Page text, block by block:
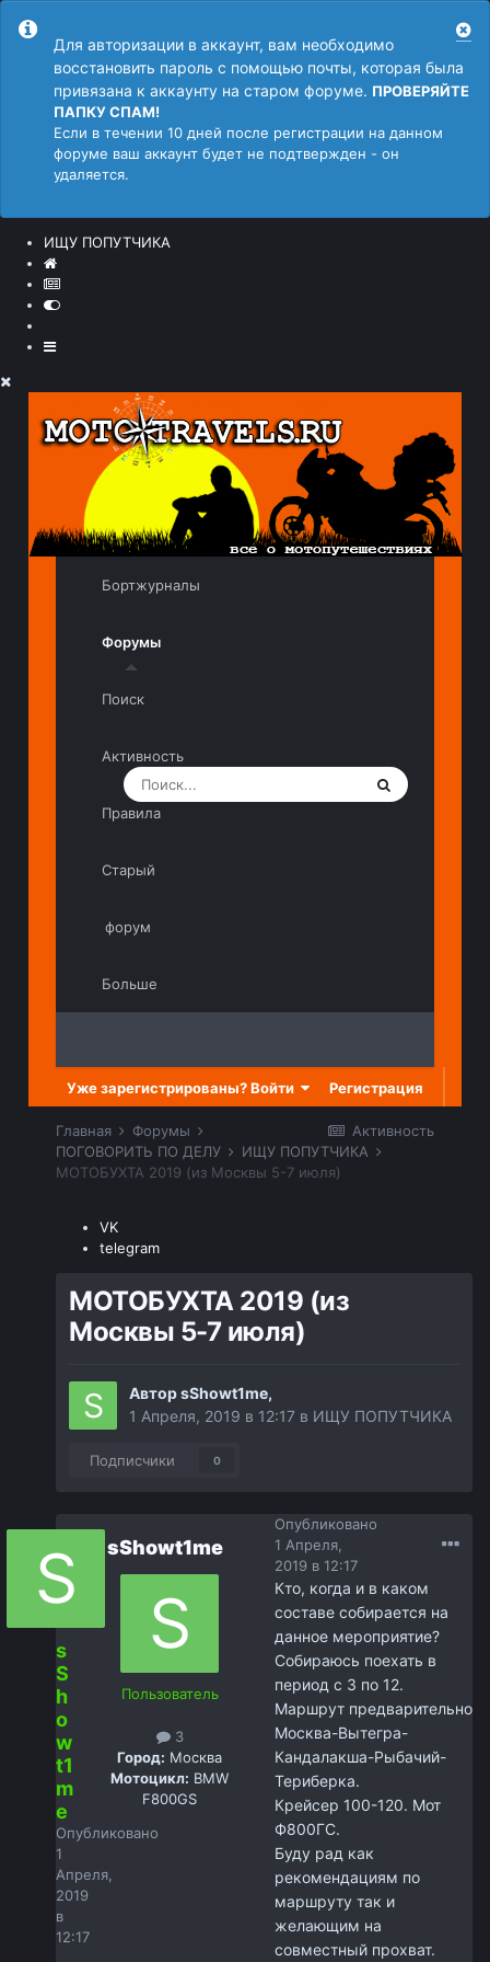
Для авторизации в аккаунт, вам необходимо
восстановить пароль с помощью почты, которая была
привязана к аккаунту на старом форуме. ПРОВЕРЯЙТЕ
ПАПКУ СПАМ!
Если в течении 10 дней после регистрации на данном
форуме ваш аккаунт будет не подтвержден - он
удаляется.
ИЩУ ПОПУТЧИКА
Бортжурналы
Форумы
Поиск
Активность
Правила
Старый
форум
Больше
Уже зарегистрированы? Войти Регистрация
Активность
Главная
Форумы
ПОГОВОРИТЬ ПО ДЕЛУ
ИЩУ ПОПУТЧИКА
МОТОБУХТА 2019 (из Москвы 5-7 июля)
VK
telegram
МОТОБУХТА 2019 (из
Москвы 5-7 июля)
АвторsShowt1me,
1 Апреля, 2019 в 12:17 в ИЩУ ПОПУТЧИКА
Подписчики 0
s
S
h
o
w
t1
m
e
Опубликовано
1
Апреля,
2019
в
12:17
sShowt1me
Пользователь
3
Город: Москва
Мотоцикл: BMW
F800GS
Опубликовано
1 Апреля,
2019 в 12:17
Кто, когда и в каком
составе собирается на
данное мероприятие?
Собираюсь поехать в
период с 3 по 12.
Маршрут предварительно
Москва-Вытегра-
Кандалакша-Рыбачий-
Териберка.
Крейсер 100-120. Мот
Ф800ГС.
Буду рад как
рекомендациям по
маршруту так и
желающим на
совместный прохват.